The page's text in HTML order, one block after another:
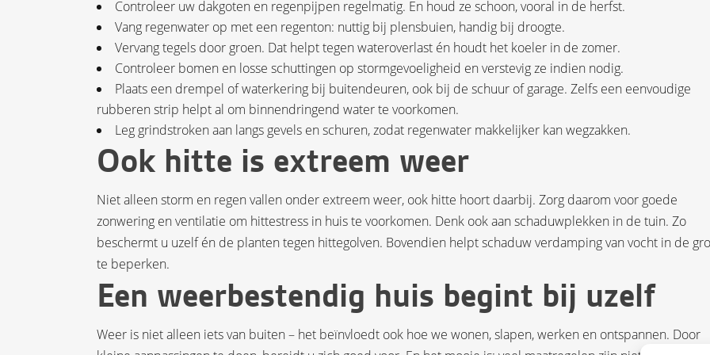
Controleer uw dakgoten en regenpijpen regelmatig. En houd ze schoon, vooral in de herfst.
Vang regenwater op met een regenton: nuttig bij plensbuien, handig bij droogte.
Vervang tegels door groen. Dat helpt tegen wateroverlast én houdt het koeler in de zomer.
Controleer bomen en losse schuttingen op stormgevoeligheid en verstevig ze indien nodig.
Plaats een drempel of waterkering bij buitendeuren, ook bij de schuur of garage. Zelfs een eenvoudige
rubberen strip helpt al om binnendringend water te voorkomen.
Leg grindstroken aan langs gevels en schuren, zodat regenwater makkelijker kan wegzakken.
Ook hitte is extreem weer
Niet alleen storm en regen vallen onder extreem weer, ook hitte hoort daarbij. Zorg daarom voor goede
zonwering en ventilatie om hittestress in huis te voorkomen. Denk ook aan schaduwplekken in de tuin. Zo
beschermt u uzelf én de planten tegen hittegolven. Bovendien helpt schaduw verdamping van vocht in de
te beperken.
Een weerbestendig huis begint bij uzelf
Weer is niet alleen iets van buiten – het beïnvloedt ook hoe we wonen, slapen, werken en ontspannen. Door